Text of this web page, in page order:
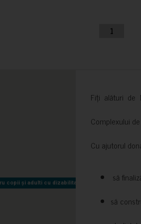
1
copii și adulti cu dizabilitati neuromotorii Sfântul
copii și adulti cu dizabilitati neuromotorii Sfântul
Fiți alături de
Complexului
Cu ajutorul
să
să